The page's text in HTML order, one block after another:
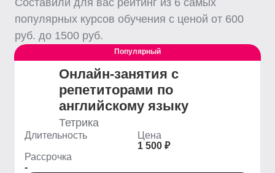
Составили для вас рейтинг из 6 самых
популярных курсов обучения с ценой от 600
руб. до 1500 руб.
Популярный
Онлайн-занятия с
репетиторами по
английскому языку
Тетрика
Длительность
Цена
1 500 ₽
Рассрочка
-